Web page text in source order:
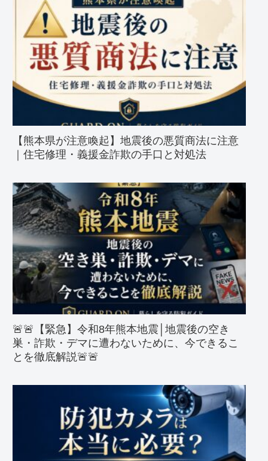
【熊本県が注意喚起】地震後の悪質商法に注意
｜住宅修理・義援金詐欺の手口と対処法
🚨🚨【緊急】令和8年熊本地震│地震後の空き
巣・詐欺・デマに遭わないために、今できるこ
とを徹底解説🚨🚨